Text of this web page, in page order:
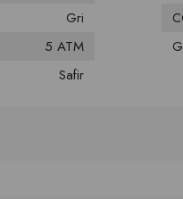
Gri
5 ATM
Safir